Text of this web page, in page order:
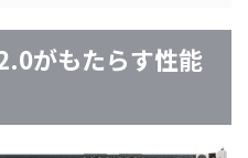
がもたらす性能